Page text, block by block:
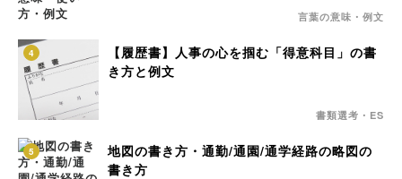
言葉の意味・例文
4
【履歴書】人事の心を掴む「得意科目」の書
き方と例文
書類選考・ES
5
地図の書き方・通勤/通園/通学経路の略図の
書き方